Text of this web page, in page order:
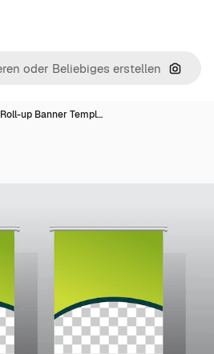
Nach
Roll-up Banner Templ…